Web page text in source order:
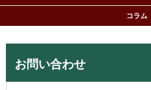
コラム
お問い合わせ